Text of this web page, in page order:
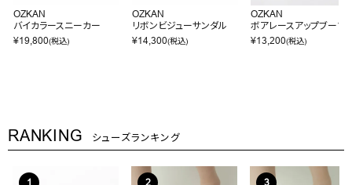
OZKAN
バイカラースニーカー
¥19,800(税込)
OZKAN
リボンビジューサンダル
¥14,300(税込)
OZKAN
ボアレースアップブーツ
¥13,200(税込)
RANKING シューズランキング